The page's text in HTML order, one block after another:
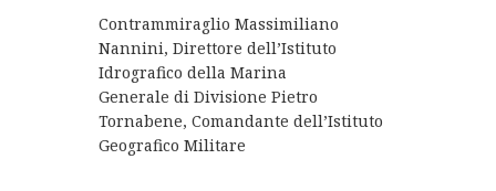
Contrammiraglio Massimiliano
Nannini, Direttore dell’Istituto
Idrografico della Marina
Generale di Divisione Pietro
Tornabene, Comandante dell’Istituto
Geografico Militare